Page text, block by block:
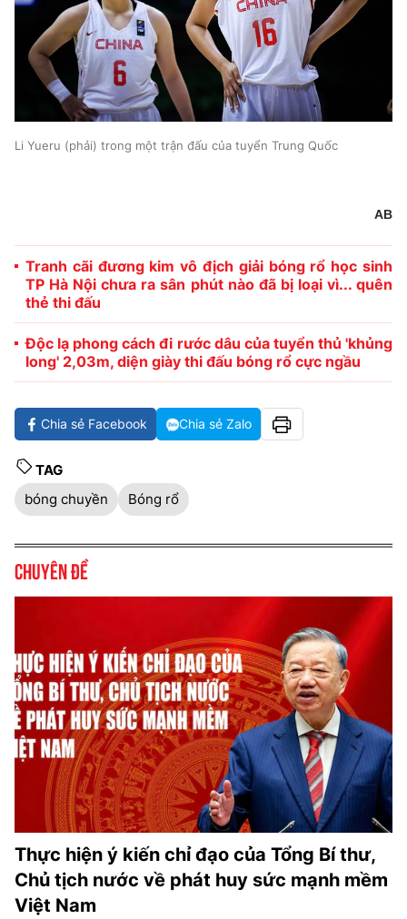
Li Yueru (phải) trong một trận đấu của tuyển Trung Quốc
AB
Tranh cãi đương kim vô địch giải bóng rổ học sinh
TP Hà Nội chưa ra sân phút nào đã bị loại vì... quên
thẻ thi đấu
Độc lạ phong cách đi rước dâu của tuyển thủ 'khủng
long' 2,03m, diện giày thi đấu bóng rổ cực ngầu
Chia sẻ Facebook Chia sẻ Zalo
TAG
bóng chuyền
Bóng rổ
Chuyên đề
Thực hiện ý kiến chỉ đạo của Tổng Bí thư,
Chủ tịch nước về phát huy sức mạnh mềm
Việt Nam